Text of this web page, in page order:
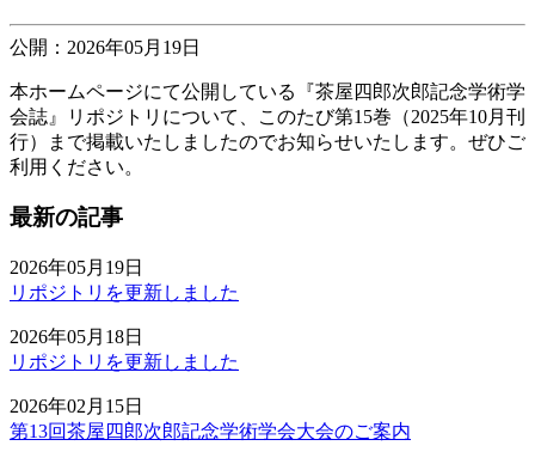
公開：2026年05月19日
本ホームページにて公開している『茶屋四郎次郎記念学術学
会誌』リポジトリについて、このたび第15巻（2025年10月刊
行）まで掲載いたしましたのでお知らせいたします。ぜひご
利用ください。
最新の記事
2026年05月19日
リポジトリを更新しました
2026年05月18日
リポジトリを更新しました
2026年02月15日
第13回茶屋四郎次郎記念学術学会大会のご案内